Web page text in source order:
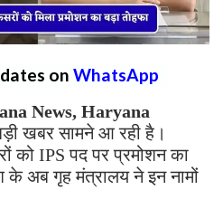
on WhatsApp
News, Haryana
खबर सामने आ रही है।
को IPS पद पर प्रमोशन का
के अब गृह मंत्रालय ने इन नामों